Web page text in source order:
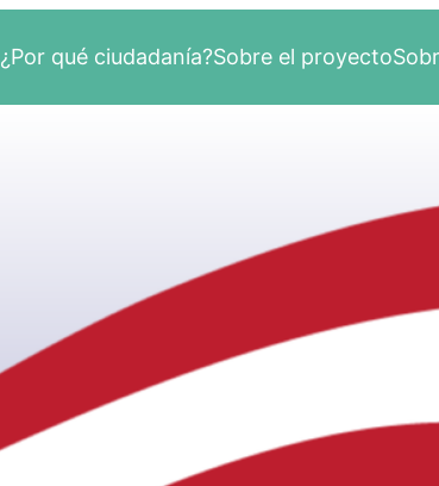
¿Por qué ciudadanía?Sobre el proyecto